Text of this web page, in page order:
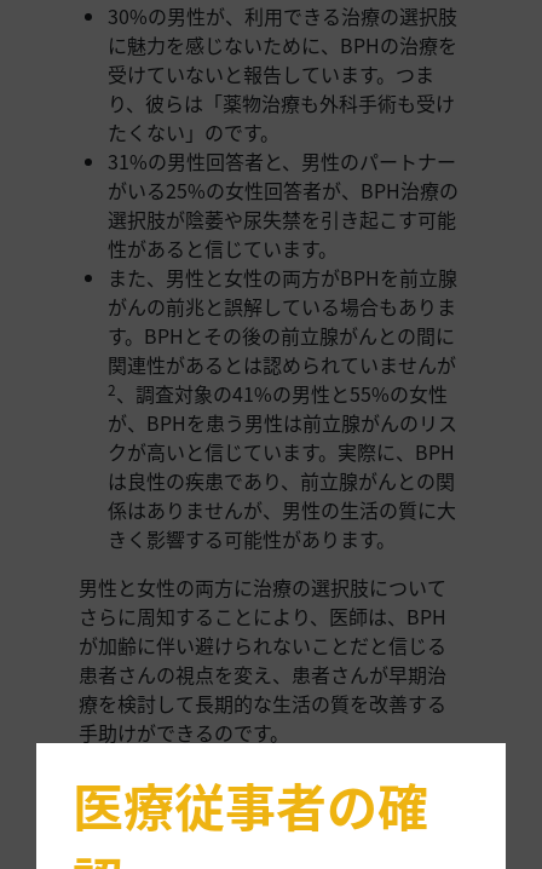
30%の男性が、利用できる治療の選択肢
に魅力を感じないために、BPHの治療を
受けていないと報告しています。つま
り、彼らは「薬物治療も外科手術も受け
たくない」のです。
31%の男性回答者と、男性のパートナー
がいる25%の女性回答者が、BPH治療の
選択肢が陰萎や尿失禁を引き起こす可能
性があると信じています。
また、男性と女性の両方がBPHを前立腺
がんの前兆と誤解している場合もありま
す。BPHとその後の前立腺がんとの間に
関連性があるとは認められていませんが
2、調査対象の41%の男性と55%の女性
が、BPHを患う男性は前立腺がんのリス
クが高いと信じています。実際に、BPH
は良性の疾患であり、前立腺がんとの関
係はありませんが、男性の生活の質に大
きく影響する可能性があります。
男性と女性の両方に治療の選択肢について
さらに周知することにより、医師は、BPH
が加齢に伴い避けられないことだと信じる
患者さんの視点を変え、患者さんが早期治
療を検討して長期的な生活の質を改善する
手助けができるのです。
テレフレックス社は、泌尿器科領域におけ
る満たされていないニーズに対応する革新
的で低侵襲、かつ臨床的に有効なデバイス
医療従事者の確